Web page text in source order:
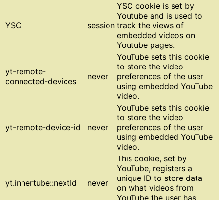
YSC session
YSC cookie is set by
Youtube and is used to
track the views of
embedded videos on
Youtube pages.
yt-remote-
connected-devices
never
YouTube sets this cookie
to store the video
preferences of the user
using embedded YouTube
video.
yt-remote-device-id never
YouTube sets this cookie
to store the video
preferences of the user
using embedded YouTube
video.
yt.innertube::nextId never
This cookie, set by
YouTube, registers a
unique ID to store data
on what videos from
YouTube the user has